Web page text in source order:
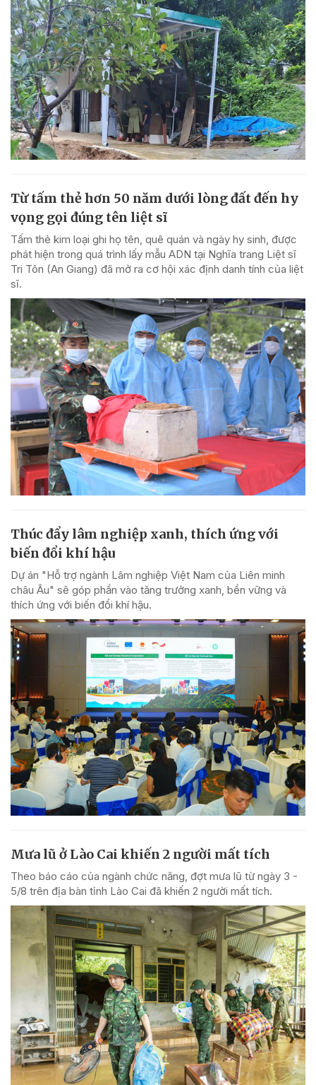
Từ tấm thẻ hơn 50 năm dưới lòng đất đến hy
vọng gọi đúng tên liệt sĩ
Tấm thẻ kim loại ghi họ tên, quê quán và ngày hy sinh, được
phát hiện trong quá trình lấy mẫu ADN tại Nghĩa trang Liệt sĩ
Tri Tôn (An Giang) đã mở ra cơ hội xác định danh tính của liệt
sĩ.
Thúc đẩy lâm nghiệp xanh, thích ứng với
biến đổi khí hậu
Dự án "Hỗ trợ ngành Lâm nghiệp Việt Nam của Liên minh
châu Âu" sẽ góp phần vào tăng trưởng xanh, bền vững và
thích ứng với biến đổi khí hậu.
Mưa lũ ở Lào Cai khiến 2 người mất tích
Theo báo cáo của ngành chức năng, đợt mưa lũ từ ngày 3 -
5/8 trên địa bàn tỉnh Lào Cai đã khiến 2 người mất tích.